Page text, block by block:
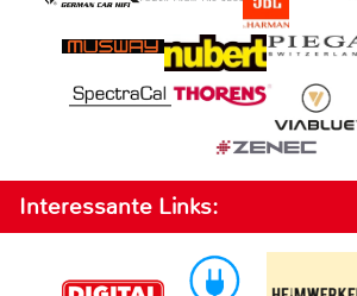
Interessante Links: